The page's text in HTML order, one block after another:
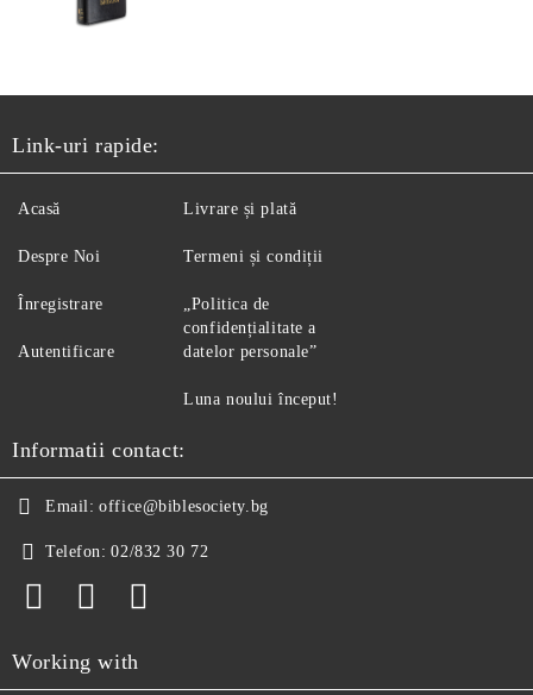
Link-uri rapide:
Acasă
Despre Noi
Înregistrare
Autentificare
Livrare și plată
Termeni și condiții
„Politica de
confidențialitate a
datelor personale”
Luna noului început!
Informatii contact:
Email: office@biblesociety.bg
Telefon: 02/832 30 72
Working with